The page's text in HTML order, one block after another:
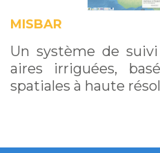
MISBAR
Un système de
aires irriguées,
spatiales à haute